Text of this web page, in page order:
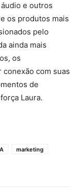
e outros
os produtos mais
pelo
ainda mais
os
com suas
de
Laura.
marketing